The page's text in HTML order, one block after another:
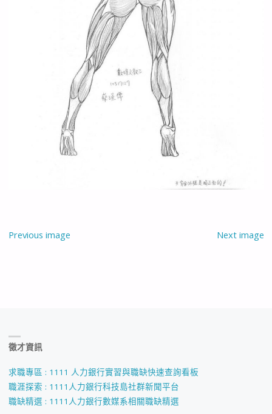
Previous image Next image
徵才資訊
求職專區 : 1111 人力銀行實習與職缺快速查詢看板
職涯探索 : 1111人力銀行科技島社群新聞平台
職缺精選 : 1111人力銀行數媒系相關職缺精選